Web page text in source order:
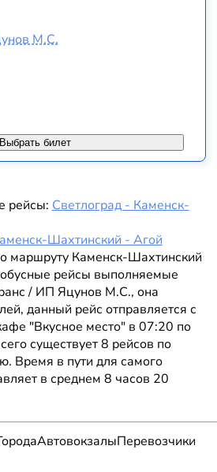
Выбрать билет
М.С.
рейсы: Светлоград - Каменск-
Шахтинский - Агой
маршруту Каменск-Шахтинский
рейсы выполняемые
/ ИП Яцунов М.С., она
данный рейс отправляется с
"Вкусное место" в 07:20 по
существует 8 рейсов по
Время в пути для самого
в среднем 8 часов 20
АвтовокзалыПеревозчики